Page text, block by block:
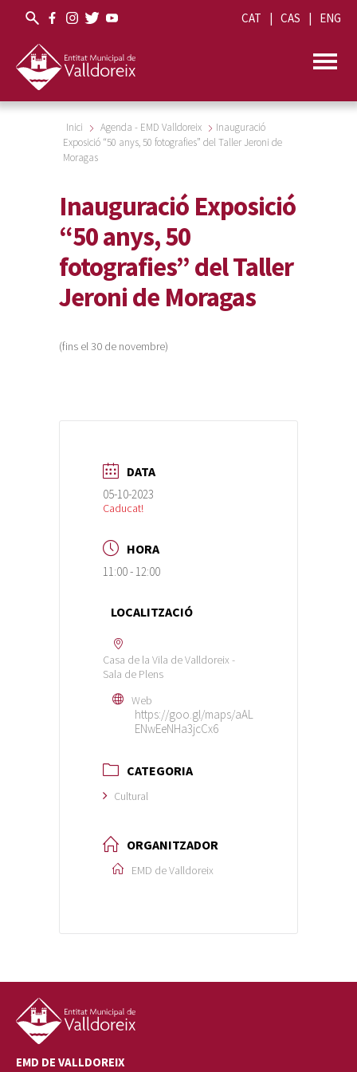
CAT CAS ENG
Inici Agenda - EMD Valldoreix
Inauguració
Exposició “50 anys, 50 fotografies” del Taller Jeroni de
Moragas
Inauguració Exposició
“50 anys, 50
fotografies” del Taller
Jeroni de Moragas
(fins el 30 de novembre)
DATA
05-10-2023
Caducat!
HORA
11:00 - 12:00
LOCALITZACIÓ
Casa de la Vila de Valldoreix -
Sala de Plens
Web
https://goo.gl/maps/aAL
ENwEeNHa3jcCx6
CATEGORIA
Cultural
ORGANITZADOR
EMD de Valldoreix
EMD DE VALLDOREIX